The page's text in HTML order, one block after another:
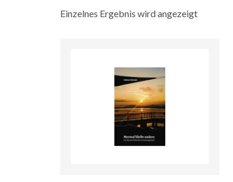
Einzelnes Ergebnis wird angezeigt